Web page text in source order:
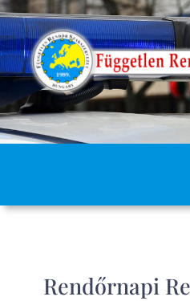
Rendőrnapi